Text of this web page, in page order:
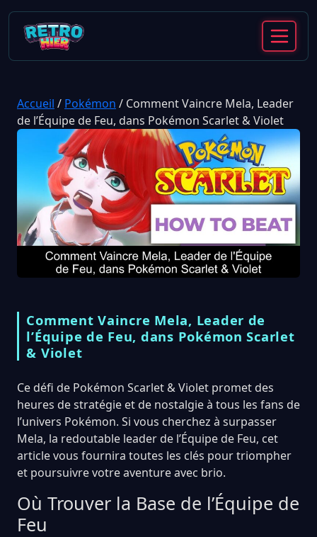
Accueil / Pokémon / Comment Vaincre Mela, Leader
de l’Équipe de Feu, dans Pokémon Scarlet & Violet
Comment Vaincre Mela, Leader de
l’Équipe de Feu, dans Pokémon Scarlet
& Violet
Ce défi de Pokémon Scarlet & Violet promet des
heures de stratégie et de nostalgie à tous les fans de
l’univers Pokémon. Si vous cherchez à surpasser
Mela, la redoutable leader de l’Équipe de Feu, cet
article vous fournira toutes les clés pour triompher
et poursuivre votre aventure avec brio.
Où Trouver la Base de l’Équipe de
Feu